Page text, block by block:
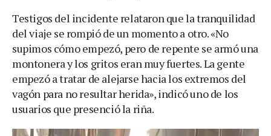
Testigos del incidente relataron que la tranquilidad
del viaje se rompió de un momento a otro. «No
supimos cómo empezó, pero de repente se armó una
montonera y los gritos eran muy fuertes. La gente
empezó a tratar de alejarse hacia los extremos del
vagón para no resultar herida», indicó uno de los
usuarios que presenció la riña.